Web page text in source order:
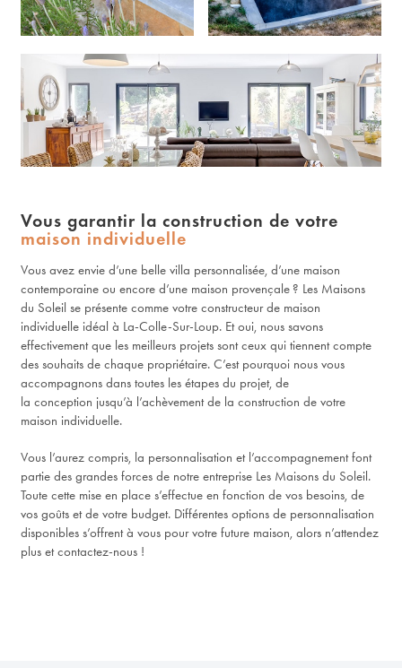
Vous garantir la construction de votre
maison individuelle
Vous avez envie d’une belle villa personnalisée, d’une maison
contemporaine ou encore d’une maison provençale ? Les Maisons
du Soleil se présente comme votre constructeur de maison
individuelle idéal à La-Colle-Sur-Loup. Et oui, nous savons
effectivement que les meilleurs projets sont ceux qui tiennent compte
des souhaits de chaque propriétaire. C’est pourquoi nous vous
accompagnons dans toutes les étapes du projet, de
la conception jusqu’à l’achèvement de la construction de votre
maison individuelle.
Vous l’aurez compris, la personnalisation et l’accompagnement font
partie des grandes forces de notre entreprise Les Maisons du Soleil.
Toute cette mise en place s’effectue en fonction de vos besoins, de
vos goûts et de votre budget. Différentes options de personnalisation
disponibles s’offrent à vous pour votre future maison, alors n’attendez
plus et contactez-nous !